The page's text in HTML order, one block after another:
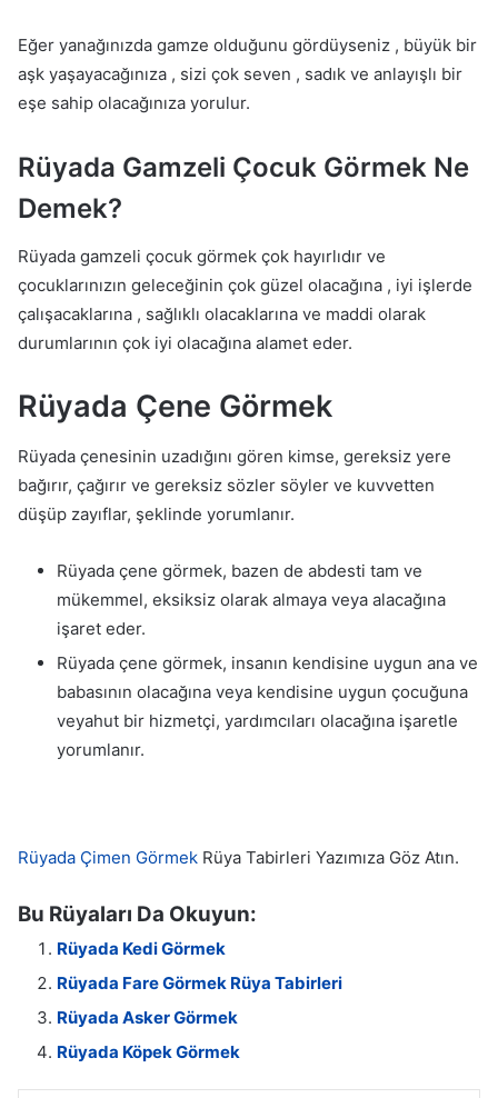
Eğer yanağınızda gamze olduğunu gördüyseniz , büyük bir
aşk yaşayacağınıza , sizi çok seven , sadık ve anlayışlı bir
eşe sahip olacağınıza yorulur.
Rüyada Gamzeli Çocuk Görmek Ne
Demek?
Rüyada gamzeli çocuk görmek çok hayırlıdır ve
çocuklarınızın geleceğinin çok güzel olacağına , iyi işlerde
çalışacaklarına , sağlıklı olacaklarına ve maddi olarak
durumlarının çok iyi olacağına alamet eder.
Rüyada Çene Görmek
Rüyada çenesinin uzadığını gören kimse, gereksiz yere
bağırır, çağırır ve gereksiz sözler söyler ve kuvvetten
düşüp zayıflar, şeklinde yorumlanır.
Rüyada çene görmek, bazen de abdesti tam ve
mükemmel, eksiksiz olarak almaya veya alacağına
işaret eder.
Rüyada çene görmek, insanın kendisine uygun ana ve
babasının olacağına veya kendisine uygun çocuğuna
veyahut bir hizmetçi, yardımcıları olacağına işaretle
yorumlanır.
Rüyada Çimen Görmek Rüya Tabirleri Yazımıza Göz Atın.
Bu Rüyaları Da Okuyun:
Rüyada Kedi Görmek
Rüyada Fare Görmek Rüya Tabirleri
Rüyada Asker Görmek
Rüyada Köpek Görmek